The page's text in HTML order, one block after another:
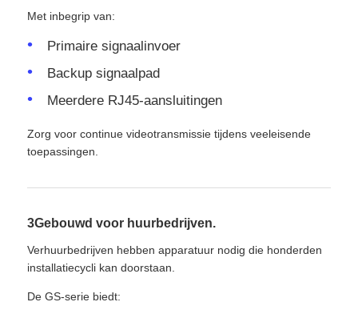
Met inbegrip van:
Primaire signaalinvoer
Backup signaalpad
Meerdere RJ45-aansluitingen
Zorg voor continue videotransmissie tijdens veeleisende
toepassingen.
3Gebouwd voor huurbedrijven.
Verhuurbedrijven hebben apparatuur nodig die honderden
installatiecycli kan doorstaan.
De GS-serie biedt: